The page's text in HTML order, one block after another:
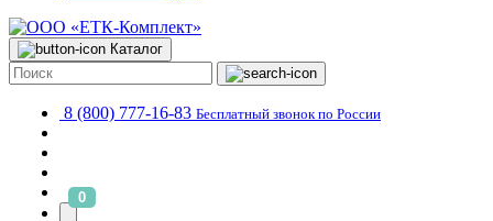
Каталог
8 (800) 777-16-83 Бесплатный звонок по России
0